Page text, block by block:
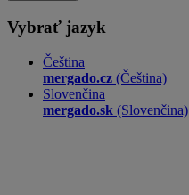
Vybrať jazyk
Čeština
mergado.cz (Čeština)
Slovenčina
mergado.sk (Slovenčina)